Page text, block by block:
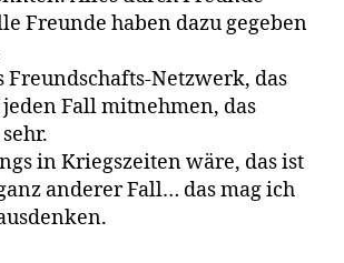
Freunde haben dazu gegeben
Freundschafts-Netzwerk, das
Fall mitnehmen, das
in Kriegszeiten wäre, das ist
anderer Fall… das mag ich